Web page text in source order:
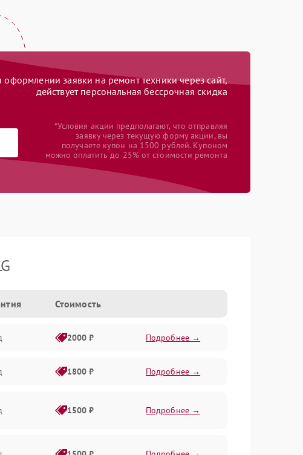
оформлении заявки на ремонт техники через сайт,
действует персональная бессрочная скидка
*Условия акции предполагают, что отправляя
заявку через текущую форму акции, вы
получаете купон на 1500 рублей. Купоном
можно оплатить до 25% от стоимости ремонта
Стоимость
2000 ₽ Подробнее →
1800 ₽ Подробнее →
1500 ₽ Подробнее →